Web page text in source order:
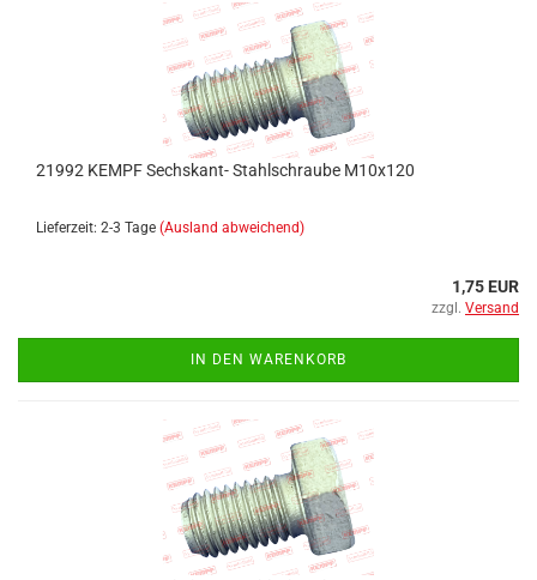
21992 KEMPF Sechskant- Stahlschraube M10x120
Lieferzeit: 2-3 Tage (Ausland abweichend)
1,75 EUR
zzgl. Versand
IN DEN WARENKORB